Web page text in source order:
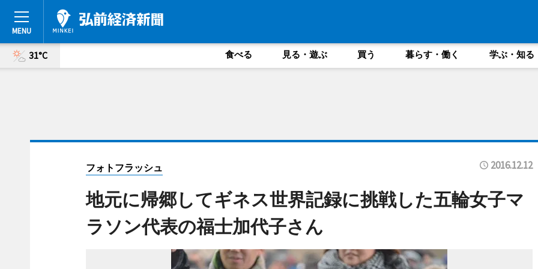
31°C 食べる 見る・遊ぶ 買う 暮らす・働く 学ぶ・知る
フォトフラッシュ 2016.12.12
地元に帰郷してギネス世界記録に挑戦した五輪女子マ
ラソン代表の福士加代子さん